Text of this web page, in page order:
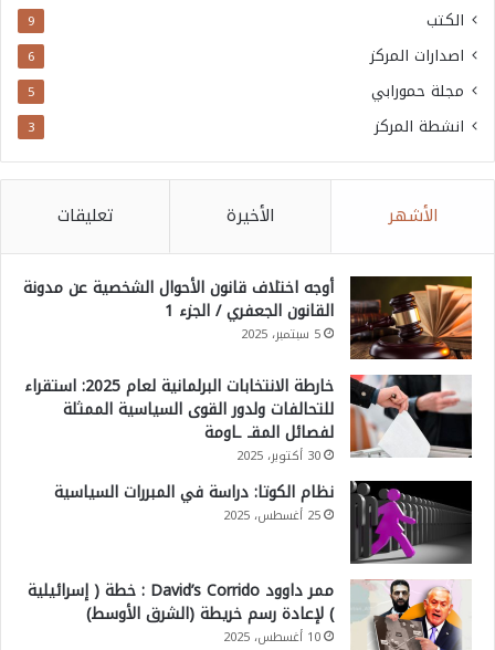
الكتب 9
اصدارات المركز 6
مجلة حمورابي 5
انشطة المركز 3
الأشهر الأخيرة تعليقات
أوجه اختلاف قانون الأحوال الشخصية عن مدونة
القانون الجعفري / الجزء 1
5 سبتمبر، 2025
خارطة الانتخابات البرلمانية لعام 2025: استقراء
للتحالفات ولدور القوى السياسية الممثلة
لفصائل المقـ ـاومة
30 أكتوبر، 2025
نظام الكوتا: دراسة في المبررات السياسية
25 أغسطس، 2025
ممر داوود David’s Corrido : خطة ( إسرائيلية
) لإعادة رسم خريطة (الشرق الأوسط)
10 أغسطس، 2025